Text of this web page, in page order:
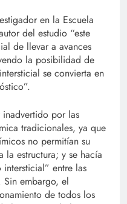
en la Escuela
del estudio “este
de llevar a avances
la posibilidad de
se convierta en
por las
tradicionales, ya que
no permitían su
la estructura; y se hacía
entre las
Sin embargo, el
de todos los